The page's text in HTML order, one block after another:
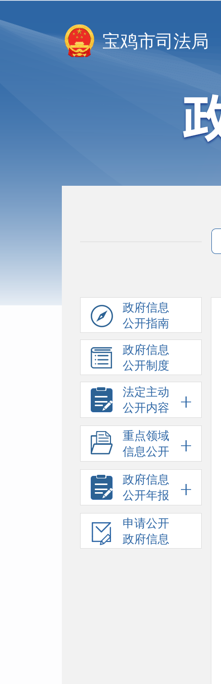
宝鸡市司法局
政府信息
公开指南
政府信息
公开制度
法定主动
公开内容
重点领域
信息公开
政府信息
公开年报
申请公开
政府信息